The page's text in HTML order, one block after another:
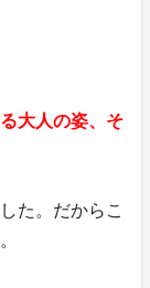
大人の姿、そ
た。だからこ